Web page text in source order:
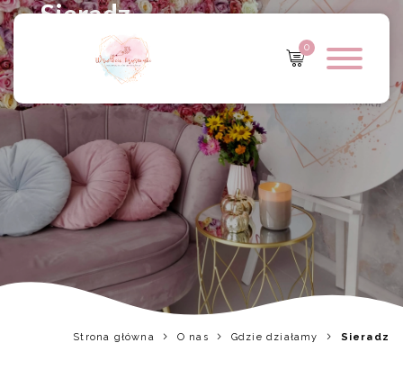
0
Sieradz
Strona główna O nas Gdzie działamy Sieradz